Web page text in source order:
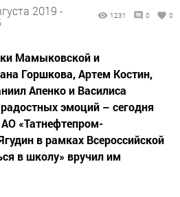
2019 -
1231 0 0
Мамыковской и
Горшкова, Артем Костин,
Апенко и Василиса
эмоций – сегодня
«Татнефтепром-
в рамках Всероссийской
в школу» вручил им